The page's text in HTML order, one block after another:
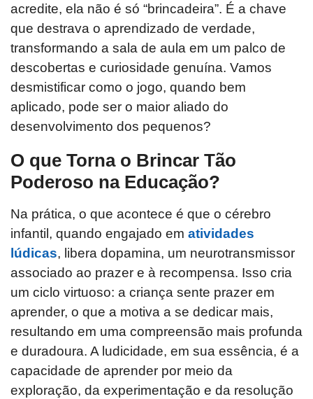
acredite, ela não é só “brincadeira”. É a chave
que destrava o aprendizado de verdade,
transformando a sala de aula em um palco de
descobertas e curiosidade genuína. Vamos
desmistificar como o jogo, quando bem
aplicado, pode ser o maior aliado do
desenvolvimento dos pequenos?
O que Torna o Brincar Tão
Poderoso na Educação?
Na prática, o que acontece é que o cérebro
infantil, quando engajado em atividades
lúdicas, libera dopamina, um neurotransmissor
associado ao prazer e à recompensa. Isso cria
um ciclo virtuoso: a criança sente prazer em
aprender, o que a motiva a se dedicar mais,
resultando em uma compreensão mais profunda
e duradoura. A ludicidade, em sua essência, é a
capacidade de aprender por meio da
exploração, da experimentação e da resolução